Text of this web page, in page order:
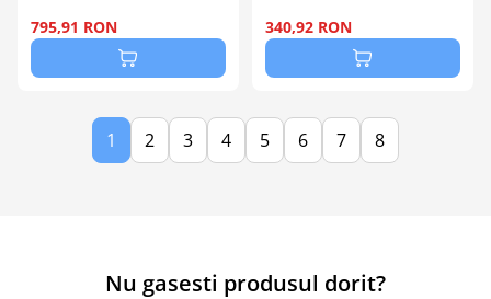
795,91 RON 340,92 RON
1 2 3 4 5 6 7 8
Nu gasesti produsul dorit?